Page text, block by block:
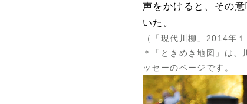
声をかけると、その
いた。
（「現代川柳」2014年
＊「ときめき地図」は
ッセーのページです。